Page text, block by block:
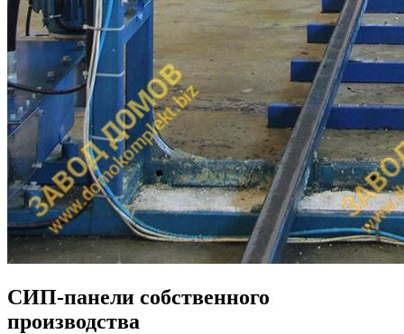
СИП-панели собственного
производства